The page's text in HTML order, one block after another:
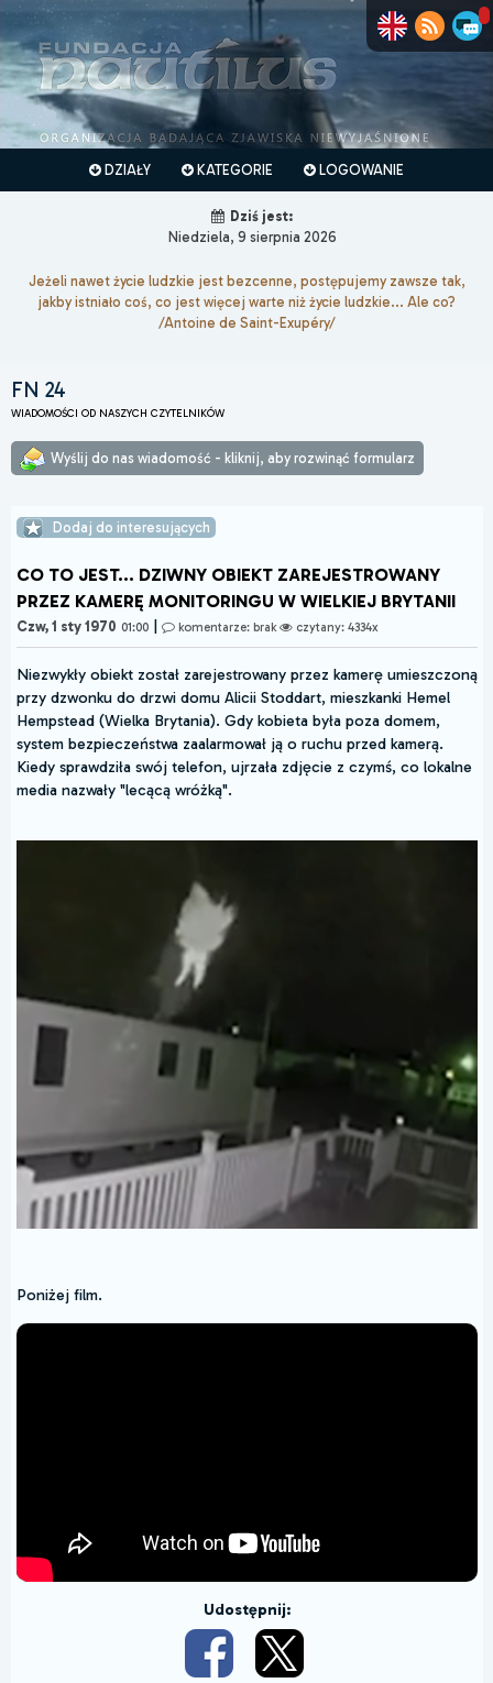
DZIAŁY KATEGORIE LOGOWANIE
Dziś jest:
Niedziela, 9 sierpnia 2026
Jeżeli nawet życie ludzkie jest bezcenne, postępujemy zawsze tak,
jakby istniało coś, co jest więcej warte niż życie ludzkie... Ale co?
/Antoine de Saint-Exupéry/
FN 24
WIADOMOŚCI OD NASZYCH CZYTELNIKÓW
Wyślij do nas wiadomość - kliknij, aby rozwinąć formularz
Dodaj do interesujących
CO TO JEST... DZIWNY OBIEKT ZAREJESTROWANY
PRZEZ KAMERĘ MONITORINGU W WIELKIEJ BRYTANII
Czw, 1 sty 1970 01:00 komentarze: brak czytany: 4334x
Niezwykły obiekt został zarejestrowany przez kamerę umieszczoną
przy dzwonku do drzwi domu Alicii Stoddart, mieszkanki Hemel
Hempstead (Wielka Brytania). Gdy kobieta była poza domem,
system bezpieczeństwa zaalarmował ją o ruchu przed kamerą.
Kiedy sprawdziła swój telefon, ujrzała zdjęcie z czymś, co lokalne
media nazwały "lecącą wróżką".
Poniżej film.
Udostępnij: